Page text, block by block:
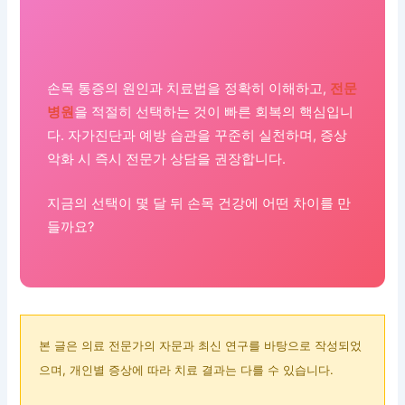
손목 통증의 원인과 치료법을 정확히 이해하고, 전문
병원을 적절히 선택하는 것이 빠른 회복의 핵심입니
다. 자가진단과 예방 습관을 꾸준히 실천하며, 증상
악화 시 즉시 전문가 상담을 권장합니다.
지금의 선택이 몇 달 뒤 손목 건강에 어떤 차이를 만
들까요?
본 글은 의료 전문가의 자문과 최신 연구를 바탕으로 작성되었
으며, 개인별 증상에 따라 치료 결과는 다를 수 있습니다.